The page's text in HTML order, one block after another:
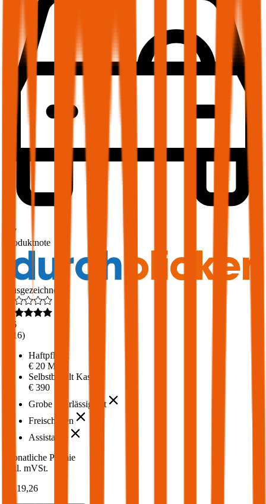
1,7
Produktnote
Ausgezeichnet
4,6
216)
Haftpflicht
€ 20 Mio.
Selbstbehalt Kasko
€ 390
Grobe Fahrlässigkeit
Freischaden
Assistance
Monatliche Prämie
inkl. mVSt.
€ 119,26